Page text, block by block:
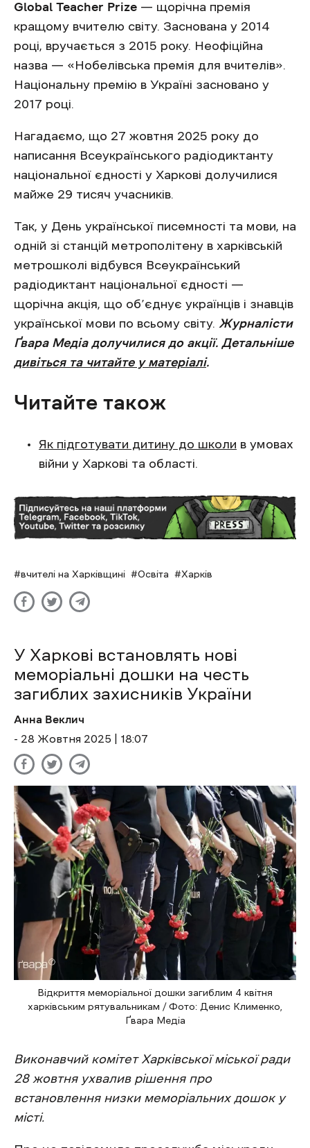
Global Teacher Prize — щорічна премія
кращому вчителю світу. Заснована у 2014
році, вручається з 2015 року. Неофіційна
назва — «Нобелівська премія для вчителів».
Національну премію в Україні засновано у
2017 році.
Нагадаємо, що 27 жовтня 2025 року до
написання Всеукраїнського радіодиктанту
національної єдності у Харкові долучилися
майже 29 тисяч учасників.
Так, у День української писемності та мови, на
одній зі станцій метрополітену в харківській
метрошколі відбувся Всеукраїнський
радіодиктант національної єдності —
щорічна акція, що об’єднує українців і знавців
української мови по всьому світу. Журналісти
Ґвара Медіа долучилися до акції. Детальніше
дивіться та читайте у матеріалі.
Читайте також
Як підготувати дитину до школи в умовах
війни у Харкові та області.
вчителі на Харківщині Освіта Харків
У Харкові встановлять нові
меморіальні дошки на честь
загиблих захисників України
Анна Веклич
- 28 Жовтня 2025 | 18:07
Відкриття меморіальної дошки загиблим 4 квітня
харківським рятувальникам / Фото: Денис Клименко,
Ґвара Медіа
Виконавчий комітет Харківської міської ради
28 жовтня ухвалив рішення про
встановлення низки меморіальних дошок у
місті.